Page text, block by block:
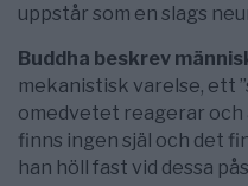
uppstår som en slags
Buddha beskrev
mekanistisk varelse, ett
omedvetet reagerar och
finns ingen själ och det
han höll fast vid dessa